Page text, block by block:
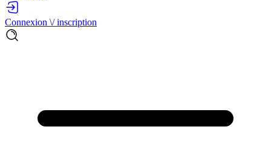
Connexion \/ inscription